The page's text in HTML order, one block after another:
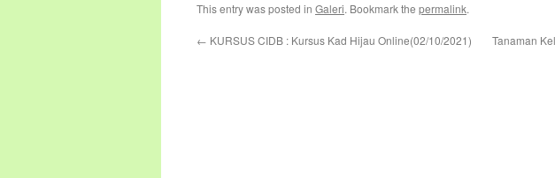
This entry was posted in Galeri. Bookmark the permalink.
← KURSUS CIDB : Kursus Kad Hijau Online(02/10/2021)
Tanaman